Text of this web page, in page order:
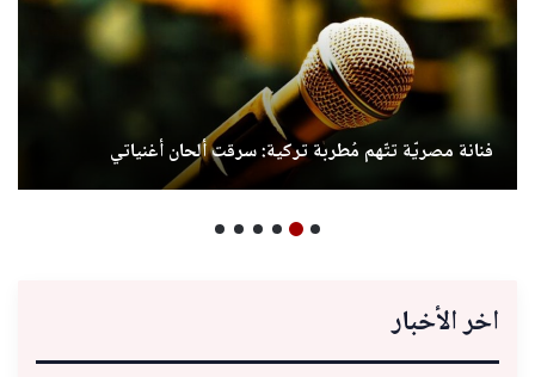
فنانة مصريّة تتّهم مُطربة تركية: سرقت ألحان أغنياتي
اخر الأخبار